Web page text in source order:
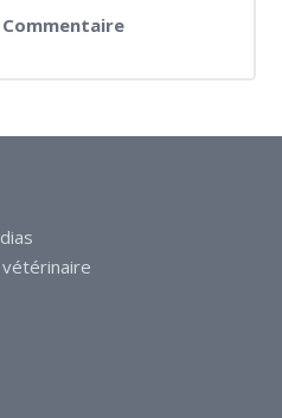
Commentaire